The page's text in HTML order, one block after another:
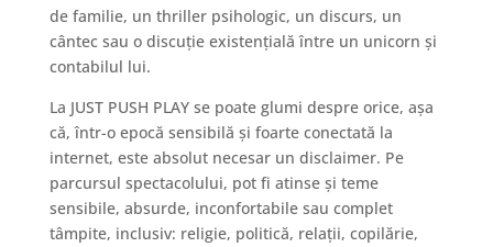
de familie, un thriller psihologic, un discurs, un
cântec sau o discuție existențială între un unicorn și
contabilul lui.
La JUST PUSH PLAY se poate glumi despre orice, așa
că, într-o epocă sensibilă și foarte conectată la
internet, este absolut necesar un disclaimer. Pe
parcursul spectacolului, pot fi atinse și teme
sensibile, absurde, inconfortabile sau complet
tâmpite, inclusiv: religie, politică, relații, copilărie,